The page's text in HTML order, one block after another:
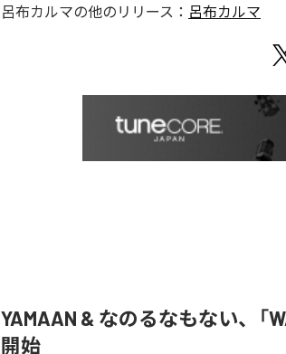
呂布カルマの他のリリース： 呂布カルマ
YAMAAN & なのるなもない、「
開始